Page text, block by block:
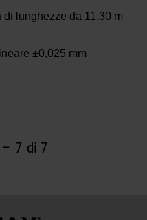
lunghezze da 11,30 m
±0,025 mm
– 7 di 7